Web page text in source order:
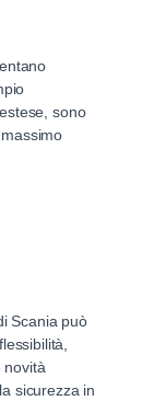
sono
Scania può
novità
sicurezza in